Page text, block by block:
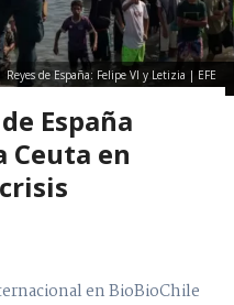
Reyes de España: Felipe VI y Letizia | EFE
España
en
en BioBioChile